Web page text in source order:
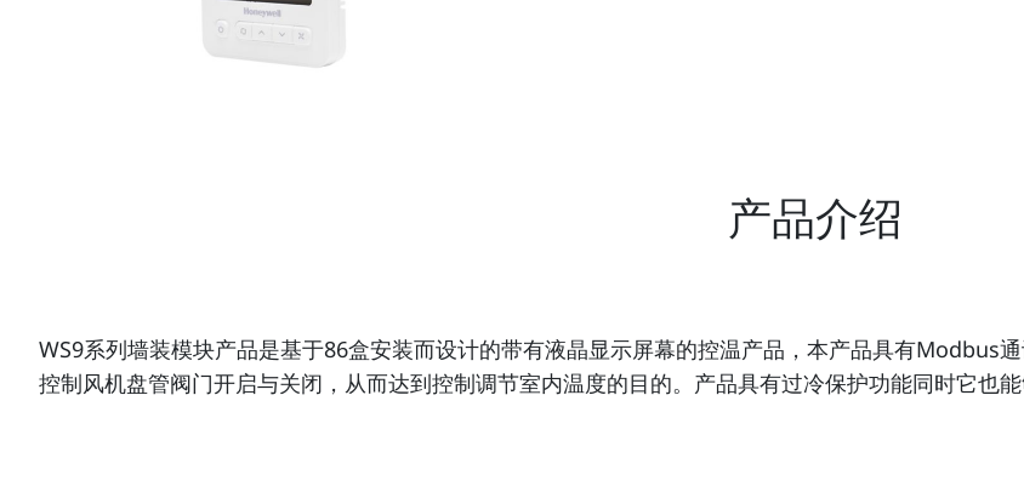
产品介绍
WS9系列墙装模块产品是基于86盒安装而设计的带有液晶显示屏幕的控温产品，本产品具有Modbus
控制风机盘管阀门开启与关闭，从而达到控制调节室内温度的目的。产品具有过冷保护功能同时它也